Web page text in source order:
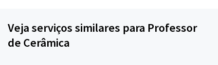
Veja serviços similares para Professor
de Cerâmica